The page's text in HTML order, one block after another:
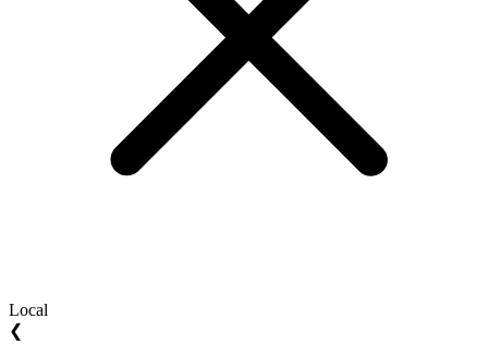
Local
❮